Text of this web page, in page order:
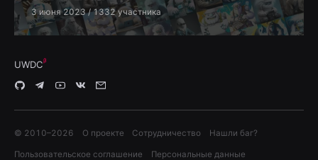
3 июня 2023 / 1332 участника
UWDC
© 2010–2026 О проекте Сотрудничество Нашли баг?
Пользовательское соглашение Персональные данные